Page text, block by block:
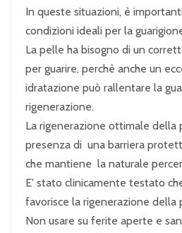
In queste situazioni, è
condizioni ideali per la
La pelle ha bisogno di un
per guarire, perchè anche un
idratazione può rallentare la
rigenerazione.
La rigenerazione ottimale della
presenza di una barriera
che mantiene la naturale
E' stato clinicamente testato
favorisce la rigenerazione della
Non usare su ferite aperte e